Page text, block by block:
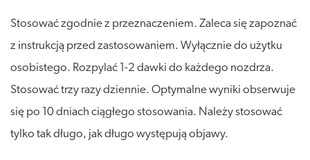
Stosować zgodnie z przeznaczeniem. Zaleca się zapoznać
z instrukcją przed zastosowaniem. Wyłącznie do użytku
osobistego. Rozpylać 1-2 dawki do każdego nozdrza.
Stosować trzy razy dziennie. Optymalne wyniki obserwuje
się po 10 dniach ciągłego stosowania. Należy stosować
tylko tak długo, jak długo występują objawy.